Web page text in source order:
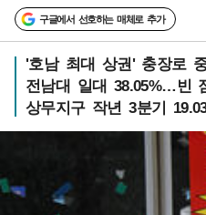
구글에서 선호하는 매체로 추가
'호남 최대 상권' 충장로
전남대 일대 38.05%…빈
상무지구 작년 3분기